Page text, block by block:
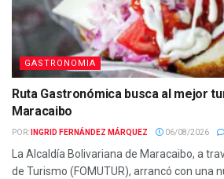
GASTRONOMIA
Ruta Gastronómica busca al mejor
Maracaibo
POR: INGRID FERNÁNDEZ MÁRQUEZ 06/08/2026
La Alcaldía Bolivariana de Maracaibo, a
de Turismo (FOMUTUR), arrancó con una